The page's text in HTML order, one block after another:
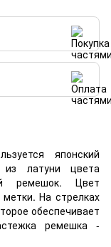
японский
из латуни цвета
ремешок. Цвет
На стрелках
обеспечивает
ремешка -